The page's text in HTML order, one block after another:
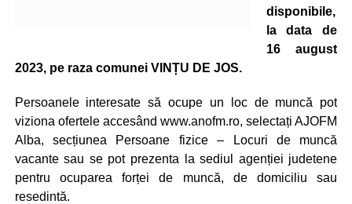
disponibile,
la data de
16 august
2023, pe raza comunei VINȚU DE JOS.
Persoanele interesate să ocupe un loc de muncă pot
viziona ofertele accesând www.anofm.ro, selectați AJOFM
Alba, secțiunea Persoane fizice – Locuri de muncă
vacante sau se pot prezenta la sediul agenției judetene
pentru ocuparea forței de muncă, de domiciliu sau
resedintă.